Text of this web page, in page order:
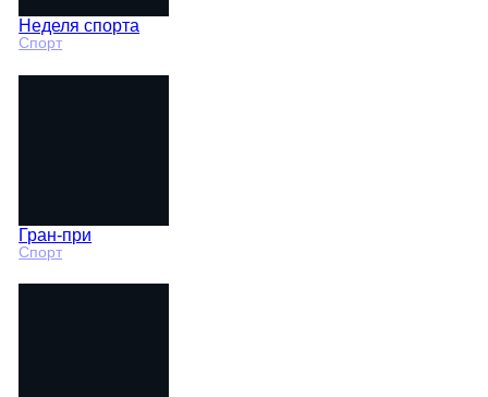
Неделя спорта
Спорт
Гран-при
Спорт